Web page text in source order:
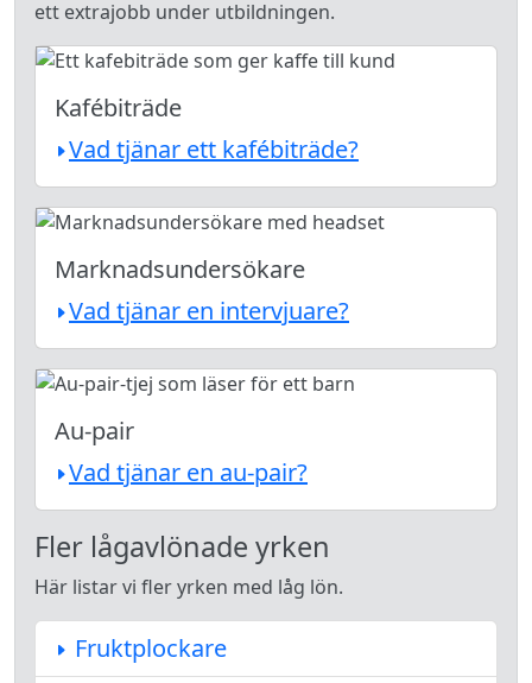
ett extrajobb under utbildningen.
Kafébiträde
Vad tjänar ett kafébiträde?
Marknadsundersökare
Vad tjänar en intervjuare?
Au-pair
Vad tjänar en au-pair?
Fler lågavlönade yrken
Här listar vi fler yrken med låg lön.
Fruktplockare